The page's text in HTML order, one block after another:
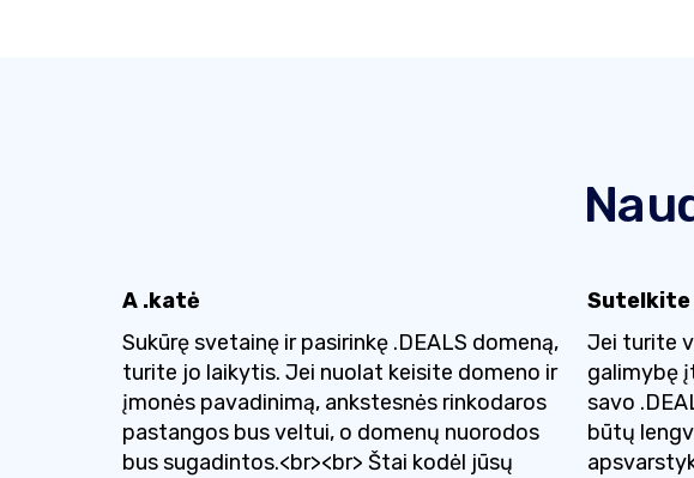
A .katė
Sukūrę svetainę ir pasirinkę .DEALS domeną,
turite jo laikytis. Jei nuolat keisite domeno ir
įmonės pavadinimą, ankstesnės rinkodaros
pastangos bus veltui, o domenų nuorodos
bus sugadintos.<br><br> Štai kodėl jūsų
Sutelkite
Jei turite
galimybę
savo
būtų